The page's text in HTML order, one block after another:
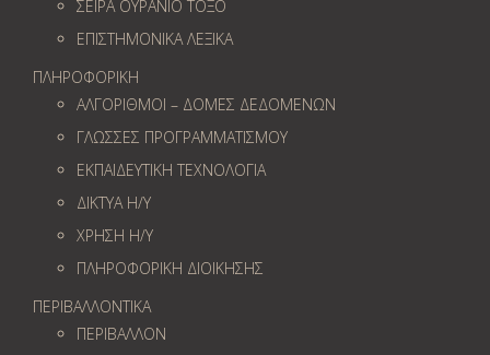
ΣΕΙΡΑ ΟΥΡΑΝΙΟ ΤΟΞΟ
ΕΠΙΣΤΗΜΟΝΙΚΑ ΛΕΞΙΚΑ
ΠΛΗΡΟΦΟΡΙΚΗ
ΑΛΓΟΡΙΘΜΟΙ – ΔΟΜΕΣ ΔΕΔΟΜΕΝΩΝ
ΓΛΩΣΣΕΣ ΠΡΟΓΡΑΜΜΑΤΙΣΜΟΥ
ΕΚΠΑΙΔΕΥΤΙΚΗ ΤΕΧΝΟΛΟΓΙΑ
ΔΙΚΤΥΑ Η/Υ
ΧΡΗΣΗ Η/Υ
ΠΛΗΡΟΦΟΡΙΚΗ ΔΙΟΙΚΗΣΗΣ
ΠΕΡΙΒΑΛΛΟΝΤΙΚΑ
ΠΕΡΙΒΑΛΛΟΝ